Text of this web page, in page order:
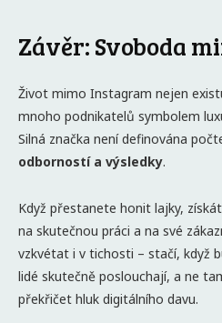
Závěr: Svoboda
Život mimo Instagram nejen
mnoho podnikatelů symbolem
Silná značka není definována
odborností a výsledky.
Když přestanete honit lajky,
na skutečnou práci a na své
vzkvétat i v tichosti – stačí, když
lidé skutečně poslouchají, a ne
překřičet hluk digitálního davu.